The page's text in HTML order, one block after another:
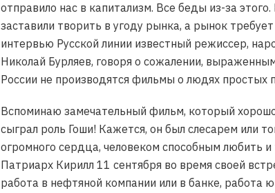
отправило нас в капитализм. Все беды из-за
заставили творить в угоду рынка, а рынок
интервью Русской линии известный режиссер,
Николай Бурляев, говоря о сожалении,
России не производятся фильмы о людях простых
Вспоминаю замечательный фильм, который
сыграл роль Гоши! Кажется, он был слесарем или
огромного сердца, человеком способным любить
Патриарх Кирилл 11 сентября во время своей
работа в нефтяной компании или в банке, работа